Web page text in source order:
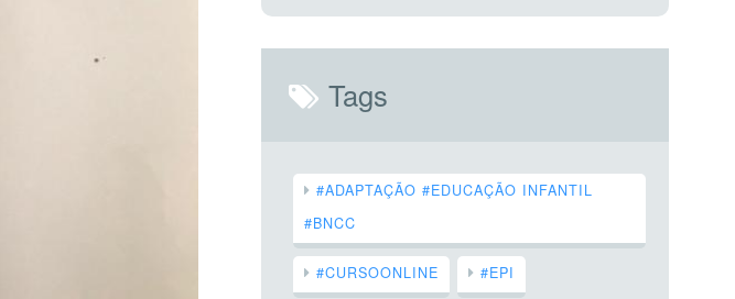
Tags
#ADAPTAÇÃO #EDUCAÇÃO INFANTIL
#BNCC
#CURSOONLINE #EPI